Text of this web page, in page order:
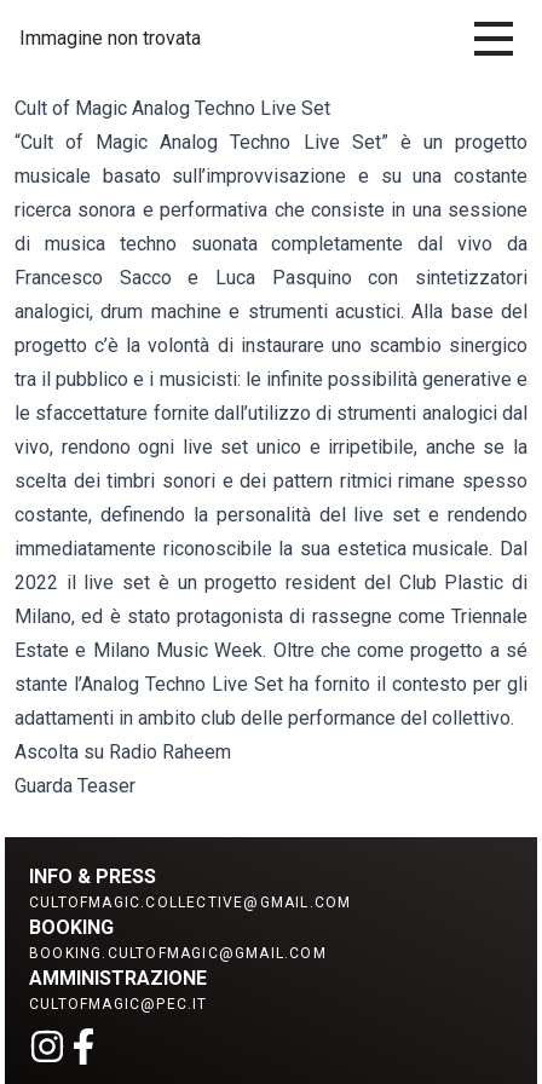
Immagine non trovata
Cult of Magic Analog Techno Live Set
“Cult of Magic Analog Techno Live Set” è un progetto
musicale basato sull’improvvisazione e su una costante
ricerca sonora e performativa che consiste in una sessione
di musica techno suonata completamente dal vivo da
Francesco Sacco e Luca Pasquino con sintetizzatori
analogici, drum machine e strumenti acustici. Alla base del
progetto c’è la volontà di instaurare uno scambio sinergico
tra il pubblico e i musicisti: le infinite possibilità generative e
le sfaccettature fornite dall’utilizzo di strumenti analogici dal
vivo, rendono ogni live set unico e irripetibile, anche se la
scelta dei timbri sonori e dei pattern ritmici rimane spesso
costante, definendo la personalità del live set e rendendo
immediatamente riconoscibile la sua estetica musicale. Dal
2022 il live set è un progetto resident del Club Plastic di
Milano, ed è stato protagonista di rassegne come Triennale
Estate e Milano Music Week. Oltre che come progetto a sé
stante l’Analog Techno Live Set ha fornito il contesto per gli
adattamenti in ambito club delle performance del collettivo.
Ascolta su Radio Raheem
Guarda Teaser
INFO & PRESS
CULTOFMAGIC.COLLECTIVE@GMAIL.COM
BOOKING
BOOKING.CULTOFMAGIC@GMAIL.COM
AMMINISTRAZIONE
CULTOFMAGIC@PEC.IT